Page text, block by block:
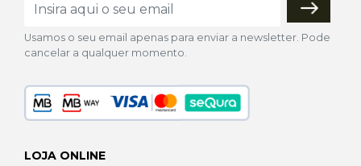
Usamos o seu email apenas para enviar a newsletter. Pode
cancelar a qualquer momento.
LOJA ONLINE